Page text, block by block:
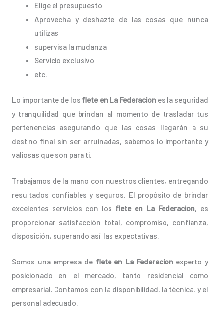
Elige el presupuesto
Aprovecha y deshazte de las cosas que nunca
utilizas
supervisa la mudanza
Servicio exclusivo
etc.
Lo importante de los flete en La Federacion es la seguridad
y tranquilidad que brindan al momento de trasladar tus
pertenencias asegurando que las cosas llegarán a su
destino final sin ser arruinadas, sabemos lo importante y
valiosas que son para ti.
Trabajamos de la mano con nuestros clientes, entregando
resultados confiables y seguros. El propósito de brindar
excelentes servicios con los flete en La Federacion, es
proporcionar satisfacción total, compromiso, confianza,
disposición, superando así las expectativas.
Somos una empresa de flete en La Federacion experto y
posicionado en el mercado, tanto residencial como
empresarial. Contamos con la disponibilidad, la técnica, y el
personal adecuado.